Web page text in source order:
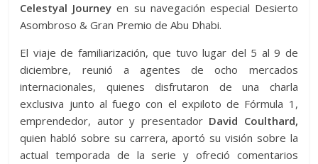
Celestyal Journey en su navegación especial Desierto
Asombroso & Gran Premio de Abu Dhabi.
El viaje de familiarización, que tuvo lugar del 5 al 9 de
diciembre, reunió a agentes de ocho mercados
internacionales, quienes disfrutaron de una charla
exclusiva junto al fuego con el expiloto de Fórmula 1,
emprendedor, autor y presentadorDavid Coulthard,
quien habló sobre su carrera, aportó su visión sobre la
actual temporada de la serie y ofreció comentarios